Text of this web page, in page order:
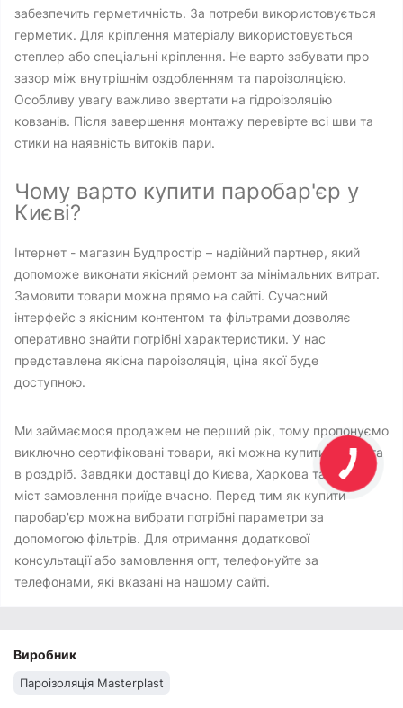
забезпечить герметичність. За потреби використовується
герметик. Для кріплення матеріалу використовується
степлер або спеціальні кріплення. Не варто забувати про
зазор між внутрішнім оздобленням та пароізоляцією.
Особливу увагу важливо звертати на гідроізоляцію
ковзанів. Після завершення монтажу перевірте всі шви та
стики на наявність витоків пари.
Чому варто купити паробар'єр у
Києві?
Інтернет - магазин Будпростір – надійний партнер, який
допоможе виконати якісний ремонт за мінімальних витрат.
Замовити товари можна прямо на сайті. Сучасний
інтерфейс з якісним контентом та фільтрами дозволяє
оперативно знайти потрібні характеристики. У нас
представлена ​​якісна пароізоляція, ціна якої буде
доступною.
Ми займаємося продажем не перший рік, тому пропонуємо
виключно сертифіковані товари, які можна купити оптом та
в роздріб. Завдяки доставці до Києва, Харкова та інших
міст замовлення приїде вчасно. Перед тим як купити
паробар'єр можна вибрати потрібні параметри за
допомогою фільтрів. Для отримання додаткової
консультації або замовлення опт, телефонуйте за
телефонами, які вказані на нашому сайті.
Виробник
Пароізоляція Masterplast